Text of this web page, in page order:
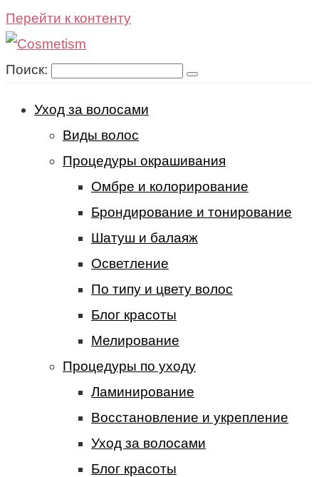
Перейти к контенту
Поиск:
Уход за волосами
Виды волос
Процедуры окрашивания
Омбре и колорирование
Брондирование и тонирование
Шатуш и балаяж
Осветление
По типу и цвету волос
Блог красоты
Мелирование
Процедуры по уходу
Ламинирование
Восстановление и укрепление
Уход за волосами
Блог красоты